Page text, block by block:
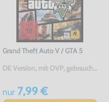
Grand Theft Auto V / GTA 5
DE Version, mit OVP, gebraucht, USK18
nur7,99 €